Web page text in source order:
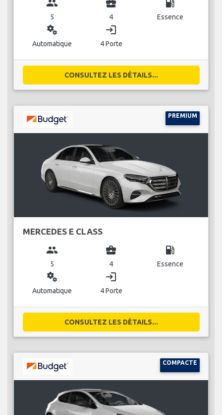
group
5
business_center
4
local_gas_station
Essence
miscellaneous_services
Automatique
login
4 Porte
CONSULTEZ LES DÉTAILS...
PREMIUM
MERCEDES E CLASS
group
5
business_center
4
local_gas_station
Essence
miscellaneous_services
Automatique
login
4 Porte
CONSULTEZ LES DÉTAILS...
COMPACTE